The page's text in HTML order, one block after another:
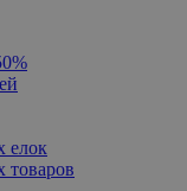
елок
товаров